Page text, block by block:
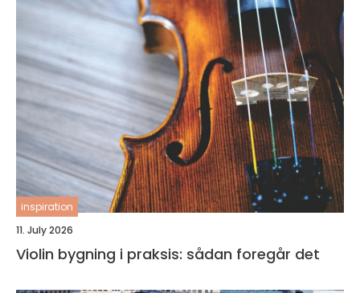
inspiration
11. July 2026
Violin bygning i praksis: sådan foregår det